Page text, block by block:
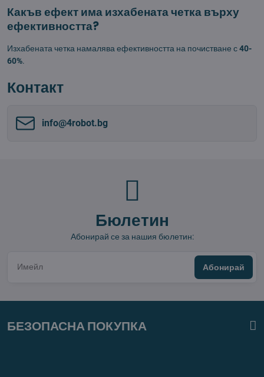
Какъв ефект има изхабената четка върху
ефективността?
Изхабената четка намалява ефективността на почистване с40-
60%.
Контакт
info​@4robot​.bg
Бюлетин
Абонирай се за нашия бюлетин:
Абонирай
БЕЗОПАСНА ПОКУПКА